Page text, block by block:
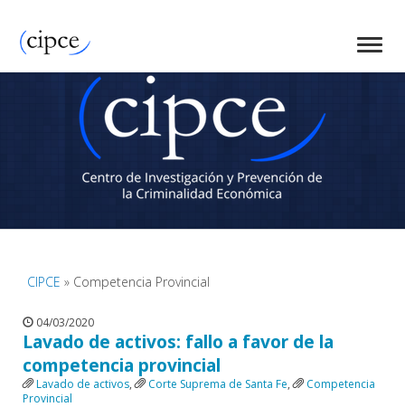
CIPCE » Competencia Provincial
04/03/2020
Lavado de activos: fallo a favor de la
competencia provincial
Lavado de activos, Corte Suprema de Santa Fe,
Competencia
Provincial